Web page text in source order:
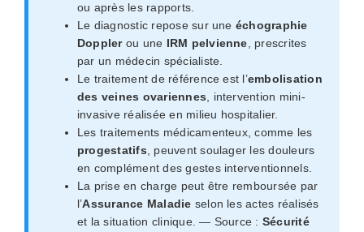
ou après les rapports.
Le diagnostic repose sur une échographie
Dopplerou une IRM pelvienne , prescrites
par un médecin spécialiste.
Le traitement de référence est l’embolisation
des veines ovariennes , intervention mini-
invasive réalisée en milieu hospitalier.
Les traitements médicamenteux, comme les
progestatifs , peuvent soulager les douleurs
en complément des gestes interventionnels.
La prise en charge peut être remboursée par
l’Assurance Maladie selon les actes réalisés
et la situation clinique. — Source : Sécurité